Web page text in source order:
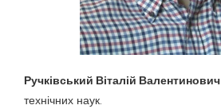
Ручківський Віталій Валентинович
технічних наук.